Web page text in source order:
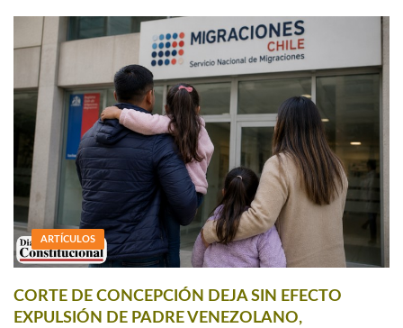
ARTÍCULOS
CORTE DE CONCEPCIÓN DEJA SIN EFECTO
EXPULSIÓN DE PADRE VENEZOLANO,